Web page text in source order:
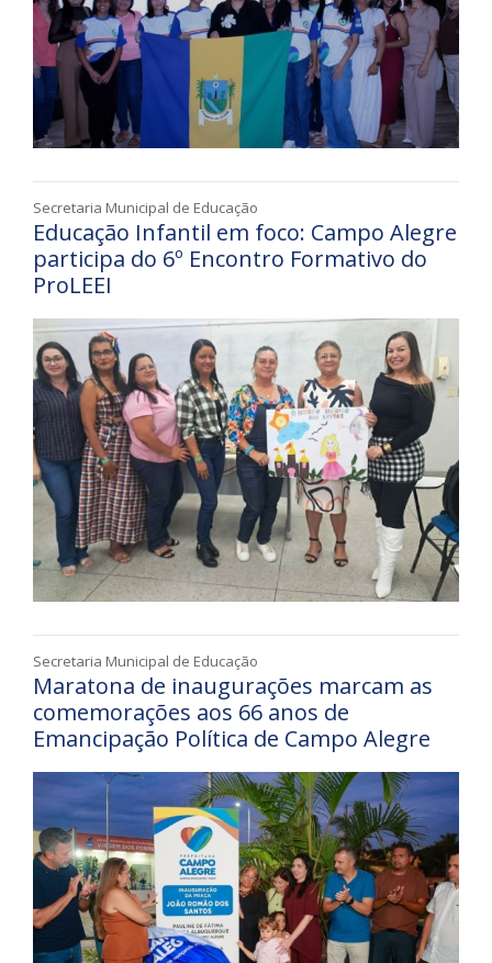
Secretaria Municipal de Educação
Educação Infantil em foco: Campo Alegre
participa do 6º Encontro Formativo do
ProLEEI
Secretaria Municipal de Educação
Maratona de inaugurações marcam as
comemorações aos 66 anos de
Emancipação Política de Campo Alegre